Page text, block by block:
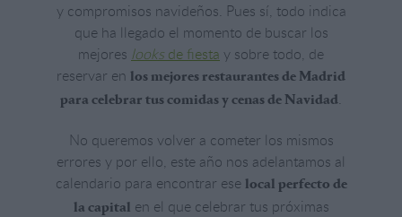
y compromisos navideños. Pues sí, todo indica
que ha llegado el momento de buscar los
mejores looks de fiesta y sobre todo, de
reservar en
los mejores restaurantes de Madrid
para celebrar tus comidas y cenas de Navidad.
No queremos volver a cometer los mismos
errores y por ello, este año nos adelantamos al
calendario para encontrar ese local perfecto de
la capital
en el que celebrar tus próximas